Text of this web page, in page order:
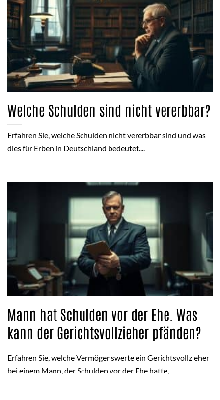
Welche Schulden sind nicht vererbbar?
Erfahren Sie, welche Schulden nicht vererbbar sind und was
dies für Erben in Deutschland bedeutet....
Mann hat Schulden vor der Ehe. Was
kann der Gerichtsvollzieher pfänden?
Erfahren Sie, welche Vermögenswerte ein Gerichtsvollzieher
bei einem Mann, der Schulden vor der Ehe hatte,...